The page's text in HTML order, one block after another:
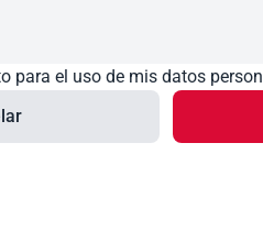
para el uso de mis datos